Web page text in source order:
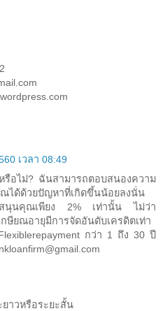
เวลา 08:49
รือไม่? ฉันสามารถตอบสนองความ
ณได้ด้วยปัญหาที่เกิดขึ้นน้อยลงนั่น
บสนุนคุณเพียง 2% เท่านั้น ไม่ว่า
ษียณอายุมีการจัดอันดับเครดิตเท่า
กว่า 1 ถึง 30 ปี
าวหรือระยะสั้น